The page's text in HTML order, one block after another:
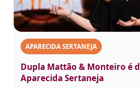
APARECIDA SERTANEJA
Dupla Mattão & Monteiro é
Aparecida Sertaneja